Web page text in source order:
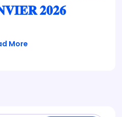
𝟐𝟎𝟐𝟔
More